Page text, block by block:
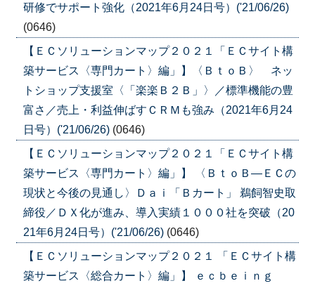
研修でサポート強化（2021年6月24日号）('21/06/26)
(0646)
【ＥＣソリューションマップ２０２１「ＥＣサイト構
築サービス〈専門カート〉編」】〈ＢｔｏＢ〉 ネッ
トショップ支援室〈「楽楽Ｂ２Ｂ」〉／標準機能の豊
富さ／売上・利益伸ばすＣＲＭも強み（2021年6月24
日号）('21/06/26) (0646)
【ＥＣソリューションマップ２０２１「ＥＣサイト構
築サービス〈専門カート〉編」】 〈ＢｔｏＢ―ＥＣの
現状と今後の見通し〉Ｄａｉ「Ｂカート」 鵜飼智史取
締役／ＤＸ化が進み、導入実績１０００社を突破（20
21年6月24日号）('21/06/26) (0646)
【ＥＣソリューションマップ２０２１ 「ＥＣサイト構
築サービス〈総合カート〉編」】 ｅｃｂｅｉｎｇ